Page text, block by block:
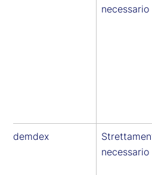
necessario
demdex
necessario